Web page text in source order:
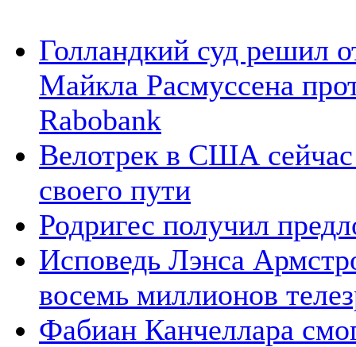
Голландкий суд решил
Майкла Расмуссена
Rabobank
Велотрек в США сейчас
своего пути
Родригес получил
Исповедь Лэнса
восемь миллионов
Фабиан Канчеллара